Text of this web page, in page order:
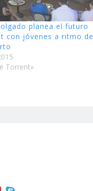
planea el futuro
con jóvenes a ritmo de
Torrent»